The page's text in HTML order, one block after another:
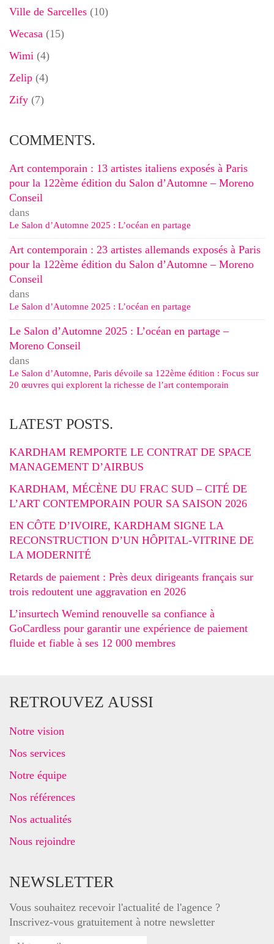
Ville de Sarcelles (10)
Wecasa (15)
Wimi (4)
Zelip (4)
Zify (7)
COMMENTS.
Art contemporain : 13 artistes italiens exposés à Paris
pour la 122ème édition du Salon d’Automne – Moreno
Conseil
dans
Le Salon d’Automne 2025 : L’océan en partage
Art contemporain : 23 artistes allemands exposés à Paris
pour la 122ème édition du Salon d’Automne – Moreno
Conseil
dans
Le Salon d’Automne 2025 : L’océan en partage
Le Salon d’Automne 2025 : L’océan en partage –
Moreno Conseil
dans
Le Salon d’Automne, Paris dévoile sa 122ème édition : Focus sur
20 œuvres qui explorent la richesse de l’art contemporain
LATEST POSTS.
KARDHAM REMPORTE LE CONTRAT DE SPACE
MANAGEMENT D’AIRBUS
KARDHAM, MÉCÈNE DU FRAC SUD – CITÉ DE
L’ART CONTEMPORAIN POUR SA SAISON 2026
EN CÔTE D’IVOIRE, KARDHAM SIGNE LA
RECONSTRUCTION D’UN HÔPITAL-VITRINE DE
LA MODERNITÉ
Retards de paiement : Près deux dirigeants français sur
trois redoutent une aggravation en 2026
L’insurtech Wemind renouvelle sa confiance à
GoCardless pour garantir une expérience de paiement
fluide et fiable à ses 12 000 membres
RETROUVEZ AUSSI
Notre vision
Nos services
Notre équipe
Nos références
Nos actualités
Nous rejoindre
NEWSLETTER
Vous souhaitez recevoir l'actualité de l'agence ?
Inscrivez-vous gratuitement à notre newsletter